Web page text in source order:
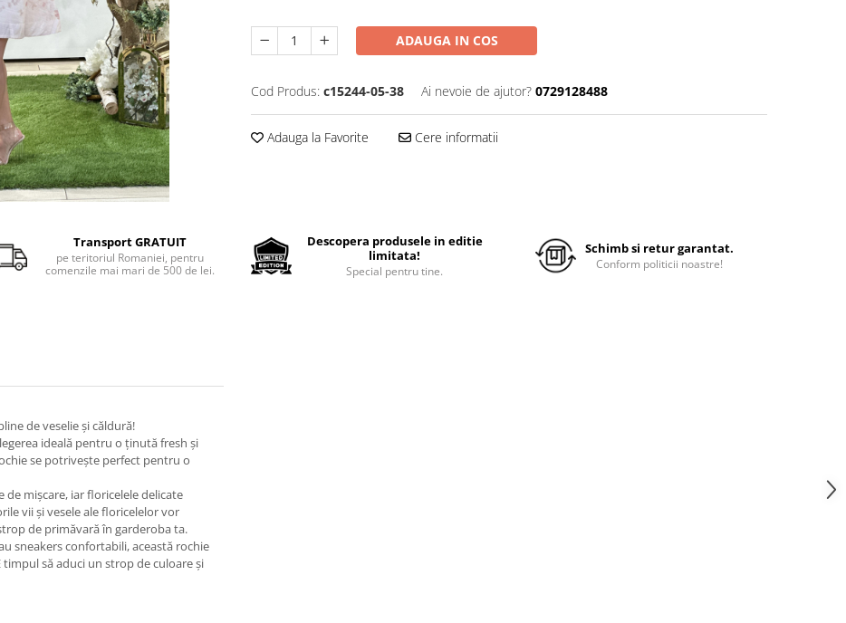
ADAUGA IN COS
Cod Produs: c15244-05-38 Ai nevoie de ajutor? 0729128488
Adauga la Favorite Cere informatii
Transport GRATUIT
pe teritoriul Romaniei, pentru
comenzile mai mari de 500 de lei.
Descopera produsele in editie
limitata!
Special pentru tine.
Schimb si retur garantat.
Conform politicii noastre!
de veselie și căldură!
ideală pentru o ținută fresh și
se potrivește perfect pentru o
mișcare, iar floricelele delicate
vii și vesele ale floricelelor vor
de primăvară în garderoba ta.
sneakers confortabili, această rochie
să aduci un strop de culoare și